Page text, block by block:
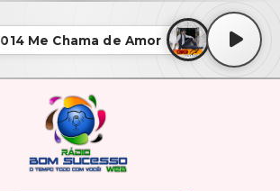
014 Me Chama de Amor